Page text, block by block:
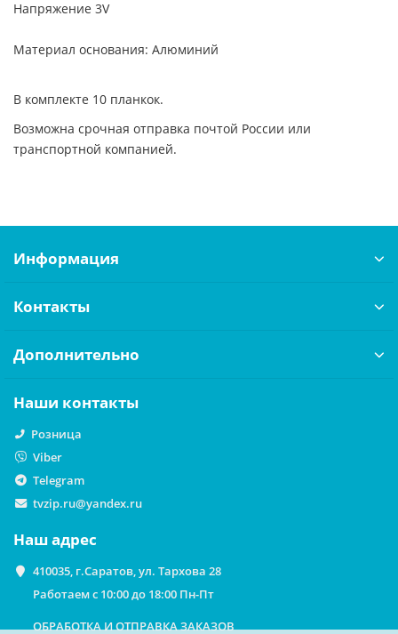
Напряжение 3V
Материал основания: Алюминий
В комплекте 10 планкок.
Возможна срочная отправка почтой России или
транспортной компанией.
Информация
Контакты
Дополнительно
Наши контакты
Розница
Viber
Telegram
tvzip.ru@yandex.ru
Наш адрес
410035, г.Саратов, ул. Тархова 28
Работаем с 10:00 до 18:00 Пн-Пт
ОБРАБОТКА И ОТПРАВКА ЗАКАЗОВ